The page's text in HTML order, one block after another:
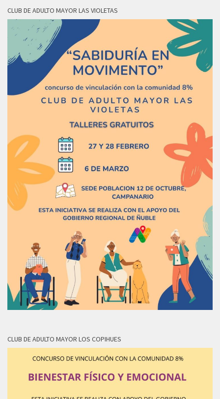
CLUB DE ADULTO MAYOR LAS VIOLETAS
CLUB DE ADULTO MAYOR LOS COPIHUES